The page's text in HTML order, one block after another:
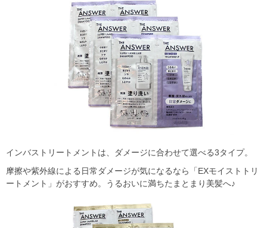
インバストリートメントは、ダメージに合わせて選べる3タイプ。
摩擦や紫外線による日常ダメージが気になるなら「EXモイストトリ
ートメント」がおすすめ。うるおいに満ちたまとまり美髪へ♪